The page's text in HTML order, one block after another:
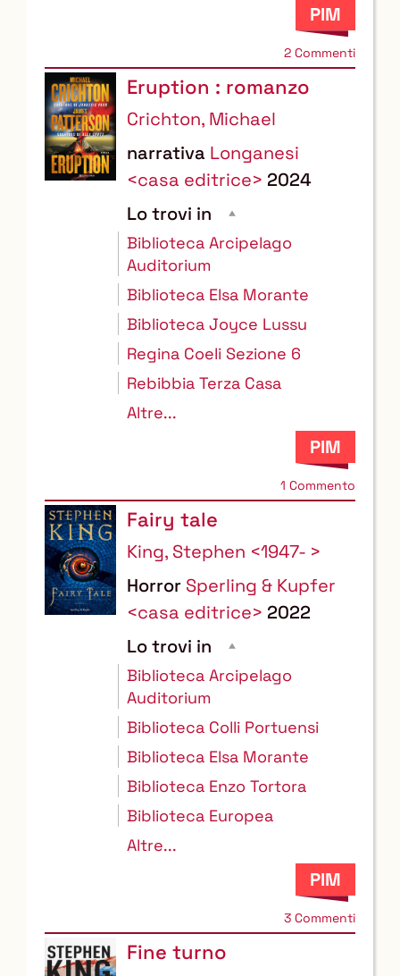
2 Commenti
Eruption : romanzo
Crichton, Michael
narrativa Longanesi
<casa editrice> 2024
Lo trovi in
Biblioteca Arcipelago
Auditorium
Biblioteca Elsa Morante
Biblioteca Joyce Lussu
Regina Coeli Sezione 6
Rebibbia Terza Casa
Altre...
1 Commento
Fairy tale
King, Stephen <1947- >
Horror Sperling & Kupfer
<casa editrice> 2022
Lo trovi in
Biblioteca Arcipelago
Auditorium
Biblioteca Colli Portuensi
Biblioteca Elsa Morante
Biblioteca Enzo Tortora
Biblioteca Europea
Altre...
3 Commenti
Fine turno